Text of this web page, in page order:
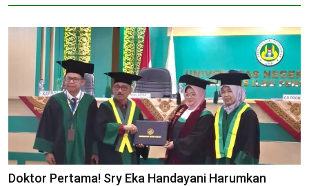
Doktor Pertama! Sry Eka Handayani Harumkan